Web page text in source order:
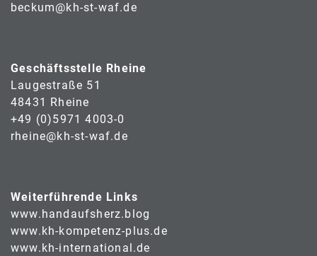
beckum@kh-st-waf.de
Geschäftsstelle Rheine
Laugestraße 51
48431 Rheine
+49 (0)5971 4003-0
rheine@kh-st-waf.de
Weiterführende Links
www.handaufsherz.blog
www.kh-kompetenz-plus.de
www.kh-international.de